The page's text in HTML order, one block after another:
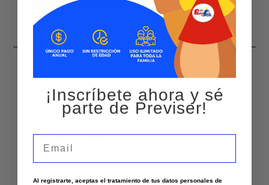
¿Qué servicios ofrecemos?
ecografías
¡Inscríbete ahora y sé
parte de Previser!
Al registrarte, aceptas el tratamiento de tus datos personales de